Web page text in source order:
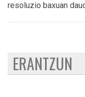
resoluzio baxuan
ERANTZUN